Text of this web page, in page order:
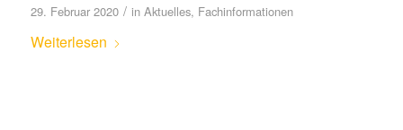
29. Februar 2020 / in Aktuelles, Fachinformationen
Weiterlesen